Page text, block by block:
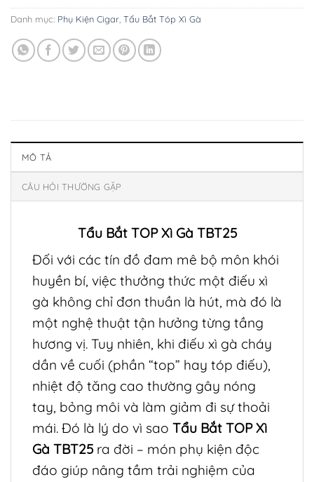
Danh mục: Phụ Kiện Cigar, Tẩu Bắt Tóp Xì Gà
MÔ TẢ
CÂU HỎI THƯỜNG GẶP
Tẩu Bắt TOP Xì Gà TBT25
Đối với các tín đồ đam mê bộ môn khói
huyền bí, việc thưởng thức một điếu xì
gà không chỉ đơn thuần là hút, mà đó là
một nghệ thuật tận hưởng từng tầng
hương vị. Tuy nhiên, khi điếu xì gà cháy
dần về cuối (phần “top” hay tóp điếu),
nhiệt độ tăng cao thường gây nóng
tay, bỏng môi và làm giảm đi sự thoải
mái. Đó là lý do vì sao Tẩu Bắt TOP Xì
Gà TBT25ra đời – món phụ kiện độc
đáo giúp nâng tầm trải nghiệm của